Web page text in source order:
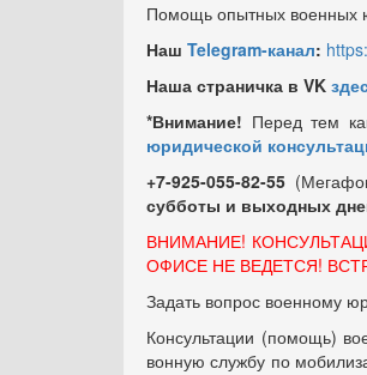
Помощь опытных военных
Наш Telegram-канал:
Наша страничка в VK
*Внимание! Перед тем
юридической
+7-925-055-82-55
субботы и выходных
ВНИМАНИЕ!
ОФИСЕ НЕ ВЕДЕТСЯ!
Задать вопрос военному
Консультации (помощь)
вонную службу по